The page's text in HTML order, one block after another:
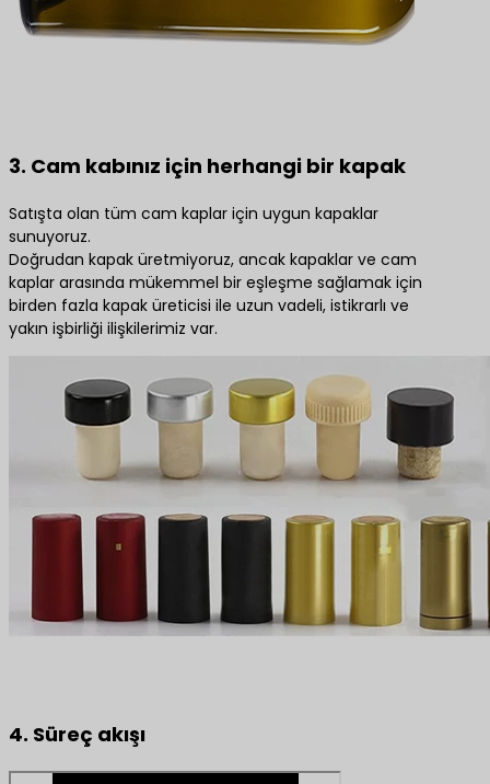
3. Cam kabınız için herhangi bir kapak
Satışta olan tüm cam kaplar için uygun kapaklar
sunuyoruz.
Doğrudan kapak üretmiyoruz, ancak kapaklar ve cam
kaplar arasında mükemmel bir eşleşme sağlamak için
birden fazla kapak üreticisi ile uzun vadeli, istikrarlı ve
yakın işbirliği ilişkilerimiz var.
4. Süreç akışı